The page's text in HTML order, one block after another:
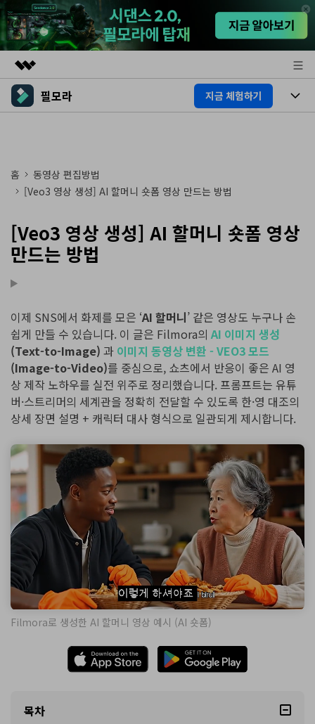
주요 제품
솔루션
뉴스룸
플랜 및 가격
필모라 지금 체험하기
기능
AI
AI 기능
AI 꿀팁
동영상 편집하기
도움말 센터
핫한 콘텐츠
필모라 정보
더 알아보기
기타 콘텐츠
가격 로그인
검색
홈
동영상 편집방법
[Veo3 영상 생성] AI 할머니 숏폼 영상 만드는 방법
[Veo3 영상 생성] AI 할머니 숏폼 영상
만드는 방법
이제 SNS에서 화제를 모은 ‘AI 할머니’ 같은 영상도 누구나 손
쉽게 만들 수 있습니다. 이 글은 Filmora의 AI 이미지 생성
(Text-to-Image) 과 이미지 동영상 변환 - VEO3 모드
(Image-to-Video)를 중심으로, 쇼츠에서 반응이 좋은 AI 영
상 제작 노하우를 실전 위주로 정리했습니다. 프롬프트는 유튜
버·스트리머의 세계관을 정확히 전달할 수 있도록 한·영 대조의
상세 장면 설명 + 캐릭터 대사 형식으로 일관되게 제시합니다.
Filmora로 생성한 AI 할머니 영상 예시 (AI 숏폼)
목차